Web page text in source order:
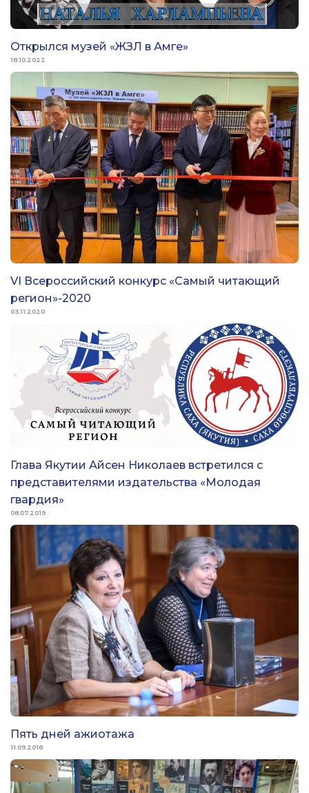
Открылся музей «ЖЗЛ в Амге»
18.10.2022
VI Всероссийский конкурс «Самый читающий
регион»-2020
03.11.2020
Глава Якутии Айсен Николаев встретился с
представителями издательства «Молодая
гвардия»
08.07.2019
Пять дней ажиотажа
11.09.2018